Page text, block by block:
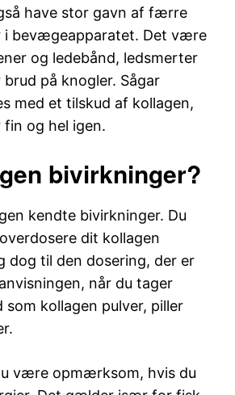
have stor gavn af færre
i bevægeapparatet. Det være
og ledebånd, ledsmerter
på knogler. Sågar
med et tilskud af kollagen,
fin og hel igen.
bivirkninger?
kendte bivirkninger. Du
dit kollagen
dog til den dosering, der er
når du tager
som kollagen pulver, piller
være opmærksom, hvis du